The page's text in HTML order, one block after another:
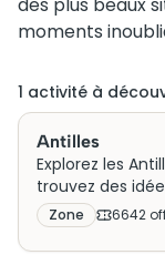
moments
1 activité à
Antilles
Explorez les
trouvez des
adaptées à un
couple ou une
nature et
Zone 6642